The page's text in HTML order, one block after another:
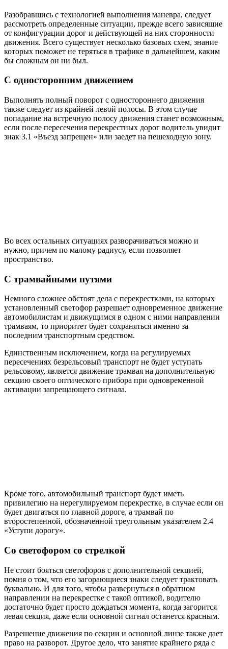
Разобравшись с технологией выполнения маневра, следует
рассмотреть определенные ситуации, прежде всего зависящие
от конфигурации дорог и действующей на них сторонности
движения. Всего существует несколько базовых схем, знание
которых поможет не теряться в трафике в дальнейшем, каким
бы сложным он ни был.
С односторонним движением
Выполнять полный поворот с одностороннего движения
также следует из крайней левой полосы. В этом случае
попадание на встречную полосу движения станет возможным,
если после пересечения перекрестных дорог водитель увидит
знак 3.1 «Въезд запрещен» или заедет на пешеходную зону.
Во всех остальных ситуациях разворачиваться можно и
нужно, причем по малому радиусу, если позволяет
пространство.
С трамвайными путями
Немного сложнее обстоят дела с перекрестками, на которых
установленный светофор разрешает одновременное движение
автомобилистам и движущимся в одном с ними направлении
трамваям, то приоритет будет сохраняться именно за
последним транспортным средством.
Единственным исключением, когда на регулируемых
пересечениях безрельсовый транспорт не будет уступать
рельсовому, является движение трамвая на дополнительную
секцию своего оптического прибора при одновременной
активации запрещающего сигнала.
Кроме того, автомобильный транспорт будет иметь
привилегию на нерегулируемом перекрестке, в случае если он
будет двигаться по главной дороге, а трамвай по
второстепенной, обозначенной треугольным указателем 2.4
«Уступи дорогу».
Со светофором со стрелкой
Не стоит бояться светофоров с дополнительной секцией,
помня о том, что его загорающиеся знаки следует трактовать
буквально. И для того, чтобы развернуться в обратном
направлении на перекрестке с такой оптикой, водителю
достаточно будет просто дождаться момента, когда загорится
левая секция, даже если основной сигнал останется красным.
Разрешение движения по секции и основной линзе также дает
право на разворот. Другое дело, что занятие крайнего ряда с